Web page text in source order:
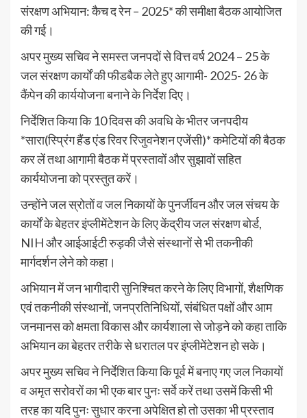
संरक्षण अभियान: कैच द रेन – 2025* की समीक्षा बैठक आयोजित
की गई।
अपर मुख्य सचिव ने समस्त जनपदों से वित्त वर्ष 2024 – 25 के
जल संरक्षण कार्यों की फीडबैक लेते हुए आगामी- 2025- 26 के
कैंपेन की कार्ययोजना बनाने के निर्देश दिए।
निर्देशित किया कि 10 दिवस की अवधि के भीतर जनपदीय
*सारा(स्प्रिंग हैंड एंड रिवर रिजुवनेशन एजेंसी)* कमेटियों की बैठक
कर लें तथा आगामी बैठक में प्रस्तावों और सुझावों सहित
कार्ययोजना को प्रस्तुत करें।
उन्होंने जल स्रोतों व जल निकायों के पुनर्जीवन और जल संचय के
कार्यों के बेहतर इंप्लीमेंटेशन के लिए केंद्रीय जल संरक्षण बोर्ड,
NIH और आईआईटी रुड़की जैसे संस्थानों से भी तकनीकी
मार्गदर्शन लेने को कहा।
अभियान में जन भागीदारी सुनिश्चित करने के लिए विभागों, शैक्षणिक
एवं तकनीकी संस्थानों, जनप्रतिनिधियों, संबंधित पक्षों और आम
जनमानस को क्षमता विकास और कार्यशाला से जोड़ने को कहा ताकि
अभियान का बेहतर तरीके से धरातल पर इंप्लीमेंटेशन हो सके।
अपर मुख्य सचिव ने निर्देशित किया कि पूर्व में बनाए गए जल निकायों
व अमृत सरोवरों का भी एक बार पुनः सर्वे करें तथा उसमें किसी भी
तरह का यदि पुनः सुधार करना अपेक्षित हो तो उसका भी प्रस्ताव